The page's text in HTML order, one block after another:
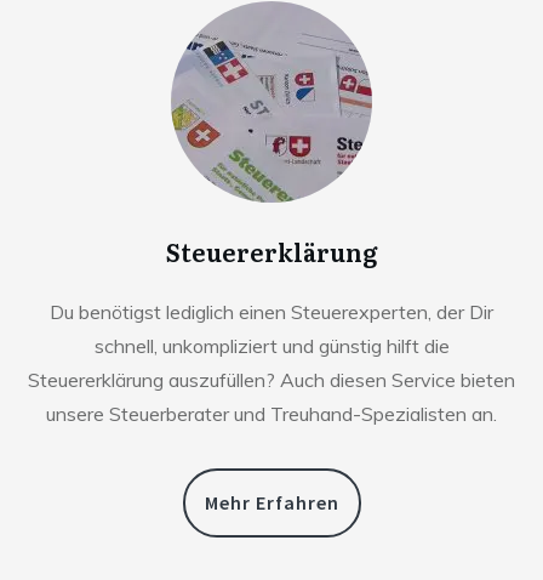
Steuererklärung
Du benötigst lediglich einen Steuerexperten, der Dir
schnell, unkompliziert und günstig hilft die
Steuererklärung auszufüllen? Auch diesen Service bieten
unsere Steuerberater und Treuhand-Spezialisten an.
Mehr Erfahren